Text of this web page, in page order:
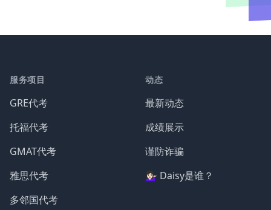
服务项目
GRE代考
托福代考
GMAT代考
雅思代考
多邻国代考
动态
最新动态
成绩展示
谨防诈骗
💁🏻‍♀️ Daisy是谁？